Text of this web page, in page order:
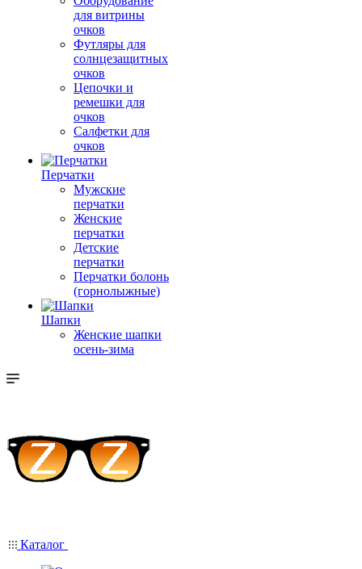
для витрины
очков
Футляры для
солнцезащитных
очков
Цепочки и
ремешки для
очков
Салфетки для
очков
Перчатки
Мужские
перчатки
Женские
перчатки
Детские
перчатки
Перчатки болонь
(горнолыжные)
Шапки
Женские шапки
осень-зима
Каталог